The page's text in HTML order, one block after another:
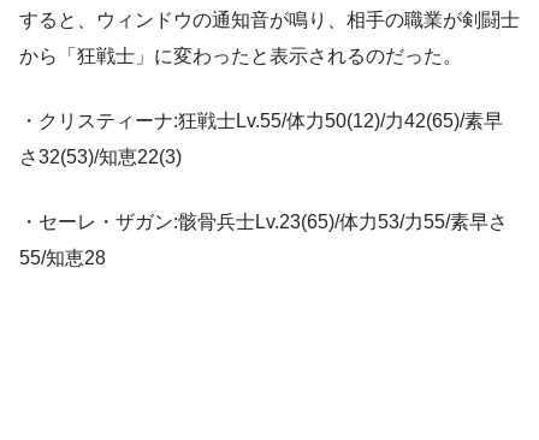
すると、ウィンドウの通知音が鳴り、相手の職業が剣闘士
から「狂戦士」に変わったと表示されるのだった。
・クリスティーナ:狂戦士Lv.55/体力50(12)/力42(65)/素早
さ32(53)/知恵22(3)
・セーレ・ザガン:骸骨兵士Lv.23(65)/体力53/力55/素早さ
55/知恵28